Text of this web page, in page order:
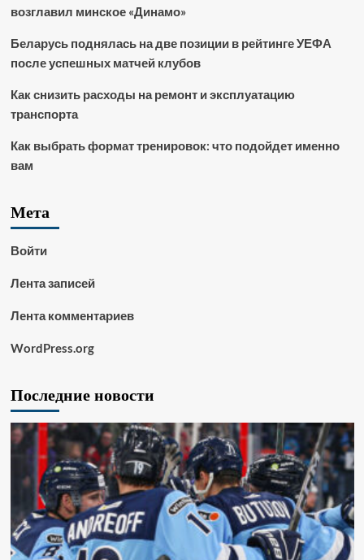
возглавил минское «Динамо»
Беларусь поднялась на две позиции в рейтинге УЕФА
после успешных матчей клубов
Как снизить расходы на ремонт и эксплуатацию
транспорта
Как выбрать формат тренировок: что подойдет именно
вам
Мета
Войти
Лента записей
Лента комментариев
WordPress.org
Последние новости